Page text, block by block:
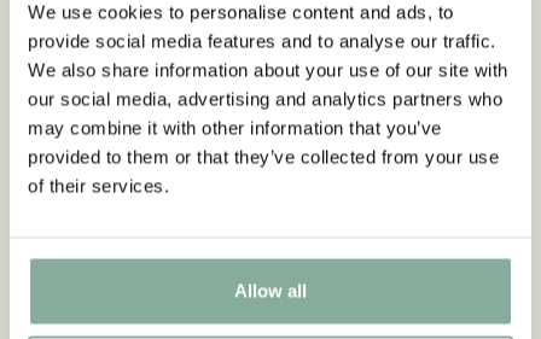
We use cookies to personalise content and ads, to
provide social media features and to analyse our traffic.
We also share information about your use of our site with
our social media, advertising and analytics partners who
may combine it with other information that you’ve
provided to them or that they’ve collected from your use
of their services.
Allow all
Beskrivning Detaljer Frakt & retur
Tröja med lång ärm, rund halsringning och volanger på
axlarna. Produkten innehåller certifierad ekologisk bomull.